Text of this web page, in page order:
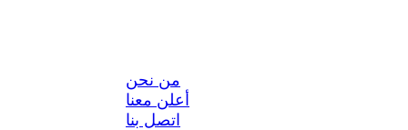
من نحن
أعلن معنا
اتصل بنا